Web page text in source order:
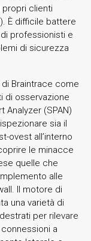
propri clienti
È difficile battere
professionisti e
di sicurezza
Braintrace come
di osservazione
Analyzer (SPAN)
sia il
ovest all’interno
le minacce
quelle che
alle
Il motore di
una varietà di
per rilevare
a